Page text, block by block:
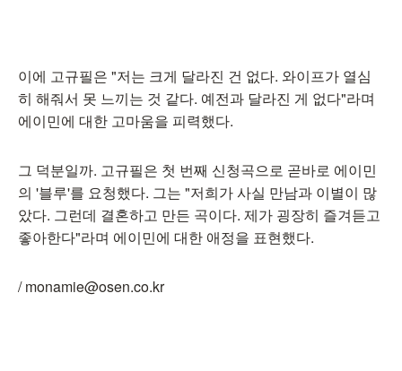
이에 고규필은 "저는 크게 달라진 건 없다. 와이프가 열심
히 해줘서 못 느끼는 것 같다. 예전과 달라진 게 없다"라며
에이민에 대한 고마움을 피력했다.
그 덕분일까. 고규필은 첫 번째 신청곡으로 곧바로 에이민
의 '블루'를 요청했다. 그는 "저희가 사실 만남과 이별이 많
았다. 그런데 결혼하고 만든 곡이다. 제가 굉장히 즐겨듣고
좋아한다"라며 에이민에 대한 애정을 표현했다.
/ monamie@osen.co.kr